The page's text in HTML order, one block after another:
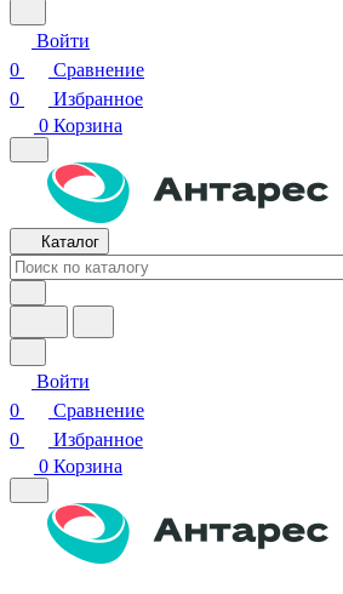
Войти
0
Сравнение
0
Избранное
0 Корзина
Каталог
Войти
0
Сравнение
0
Избранное
0 Корзина